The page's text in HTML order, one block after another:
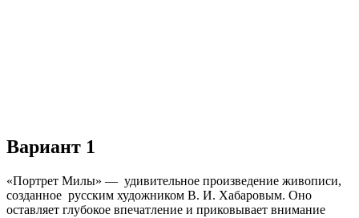
Вариант 1
«Портрет Милы» — удивительное произведение живописи,
созданное русским художником В. И. Хабаровым. Оно
оставляет глубокое впечатление и приковывает внимание